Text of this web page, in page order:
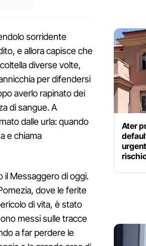
sorridente
e allora capisce che
diverse volte,
per difendersi
averlo rapinato dei
di sangue. A
dalle urla: quando
e chiama
il Messaggero di oggi.
dove le ferite
di vita, è stato
messi sulle tracce
a far perdere le
Ater